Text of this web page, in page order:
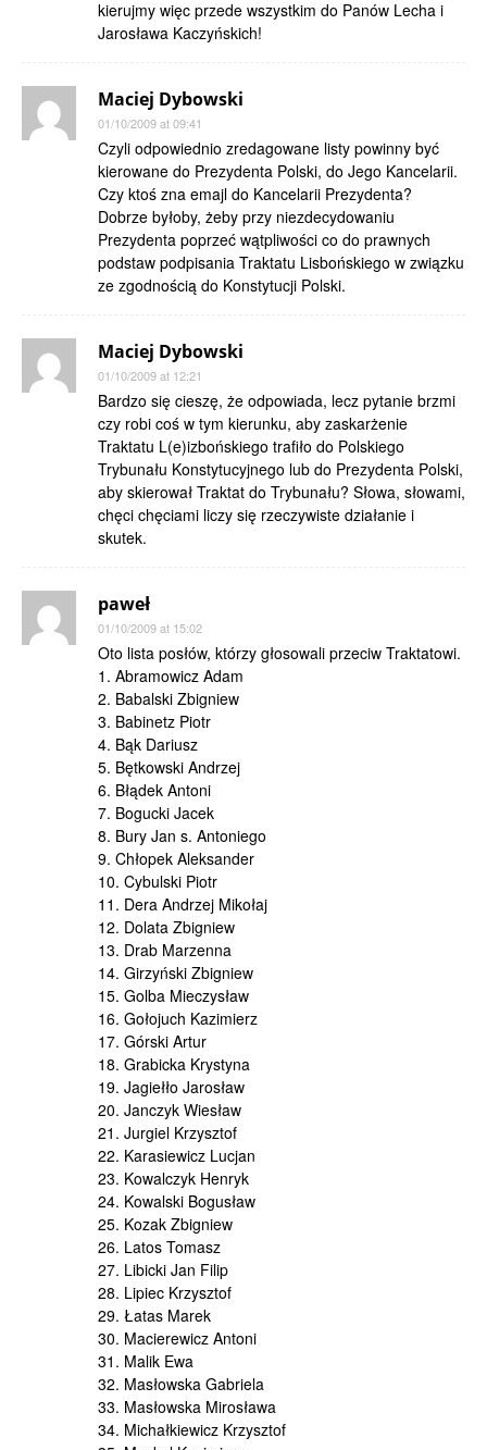
kierujmy więc przede wszystkim do Panów Lecha i
Jarosława Kaczyńskich!
Maciej Dybowski
01/10/2009 at 09:41
Czyli odpowiednio zredagowane listy powinny być
kierowane do Prezydenta Polski, do Jego Kancelarii.
Czy ktoś zna emajl do Kancelarii Prezydenta?
Dobrze byłoby, żeby przy niezdecydowaniu
Prezydenta poprzeć wątpliwości co do prawnych
podstaw podpisania Traktatu Lisbońskiego w związku
ze zgodnością do Konstytucji Polski.
Maciej Dybowski
01/10/2009 at 12:21
Bardzo się cieszę, że odpowiada, lecz pytanie brzmi
czy robi coś w tym kierunku, aby zaskarżenie
Traktatu L(e)izbońskiego trafiło do Polskiego
Trybunału Konstytucyjnego lub do Prezydenta Polski,
aby skierował Traktat do Trybunału? Słowa, słowami,
chęci chęciami liczy się rzeczywiste działanie i
skutek.
paweł
01/10/2009 at 15:02
Oto lista posłów, którzy głosowali przeciw Traktatowi.
1. Abramowicz Adam
2. Babalski Zbigniew
3. Babinetz Piotr
4. Bąk Dariusz
5. Bętkowski Andrzej
6. Błądek Antoni
7. Bogucki Jacek
8. Bury Jan s. Antoniego
9. Chłopek Aleksander
10. Cybulski Piotr
11. Dera Andrzej Mikołaj
12. Dolata Zbigniew
13. Drab Marzenna
14. Girzyński Zbigniew
15. Golba Mieczysław
16. Gołojuch Kazimierz
17. Górski Artur
18. Grabicka Krystyna
19. Jagiełło Jarosław
20. Janczyk Wiesław
21. Jurgiel Krzysztof
22. Karasiewicz Lucjan
23. Kowalczyk Henryk
24. Kowalski Bogusław
25. Kozak Zbigniew
26. Latos Tomasz
27. Libicki Jan Filip
28. Lipiec Krzysztof
29. Łatas Marek
30. Macierewicz Antoni
31. Malik Ewa
32. Masłowska Gabriela
33. Masłowska Mirosława
34. Michałkiewicz Krzysztof